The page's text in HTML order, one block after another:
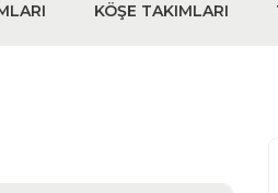
KÖŞE TAKIMLARI